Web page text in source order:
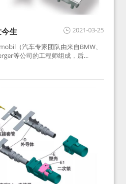
2021-03-25
生
（汽车专家团队由来自BMW、
等公司的工程师组成，后
务及技术在2010年并入
为BMW需求用于车载收音机天线连
行业通用标准的射频连接器，被业